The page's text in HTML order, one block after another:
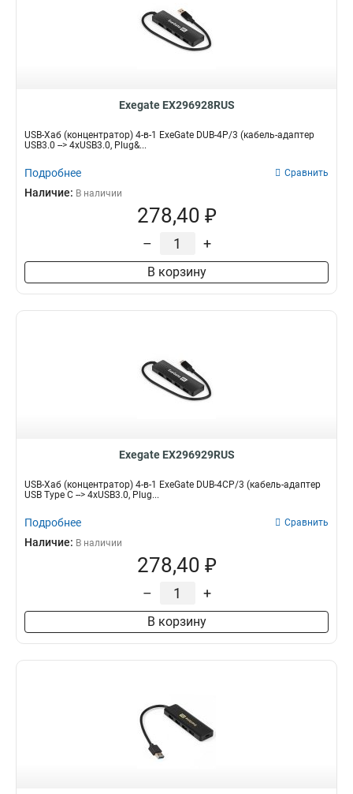
Exegate EX296928RUS
USB-Хаб (концентратор) 4-в-1 ExeGate DUB-4P/3 (кабель-адаптер
USB3.0 --> 4xUSB3.0, Plug&...
Подробнее Сравнить
Наличие: В наличии
278,40 ₽
– +
В корзину
Exegate EX296929RUS
USB-Хаб (концентратор) 4-в-1 ExeGate DUB-4CP/3 (кабель-адаптер
USB Type C --> 4xUSB3.0, Plug...
Подробнее Сравнить
Наличие: В наличии
278,40 ₽
– +
В корзину